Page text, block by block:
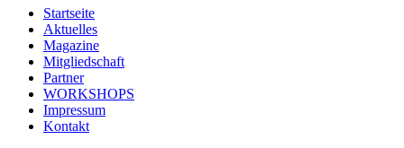
Startseite
Aktuelles
Magazine
Mitgliedschaft
Partner
WORKSHOPS
Impressum
Kontakt